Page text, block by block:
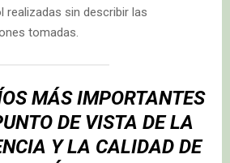
realizadas sin describir las
tomadas.
MÁS IMPORTANTES
DE VISTA DE LA
Y LA CALIDAD DE